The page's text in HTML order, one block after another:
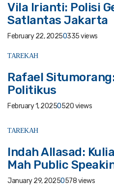
Vila Irianti: Polisi
Satlantas Jakarta
February 22, 20250335 views
TAREKAH
Rafael
Politikus
February 1, 20250520 views
TAREKAH
Indah Allasad:
Mah Public
January 29, 20250578 views